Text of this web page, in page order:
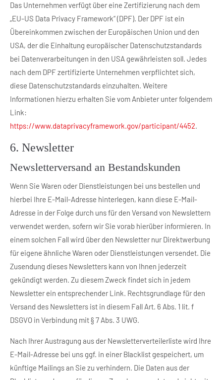
Das Unternehmen verfügt über eine Zertifizierung nach dem
„EU-US Data Privacy Framework“ (DPF). Der DPF ist ein
Übereinkommen zwischen der Europäischen Union und den
USA, der die Einhaltung europäischer Datenschutzstandards
bei Datenverarbeitungen in den USA gewährleisten soll. Jedes
nach dem DPF zertifizierte Unternehmen verpflichtet sich,
diese Datenschutzstandards einzuhalten. Weitere
Informationen hierzu erhalten Sie vom Anbieter unter folgendem
Link:
https://www.dataprivacyframework.gov/participant/4452.
6. Newsletter
Newsletterversand an Bestandskunden
Wenn Sie Waren oder Dienstleistungen bei uns bestellen und
hierbei Ihre E-Mail-Adresse hinterlegen, kann diese E-Mail-
Adresse in der Folge durch uns für den Versand von Newslettern
verwendet werden, sofern wir Sie vorab hierüber informieren. In
einem solchen Fall wird über den Newsletter nur Direktwerbung
für eigene ähnliche Waren oder Dienstleistungen versendet. Die
Zusendung dieses Newsletters kann von Ihnen jederzeit
gekündigt werden. Zu diesem Zweck findet sich in jedem
Newsletter ein entsprechender Link. Rechtsgrundlage für den
Versand des Newsletters ist in diesem Fall Art. 6 Abs. 1 lit. f
DSGVO in Verbindung mit § 7 Abs. 3 UWG.
Nach Ihrer Austragung aus der Newsletterverteilerliste wird Ihre
E-Mail-Adresse bei uns ggf. in einer Blacklist gespeichert, um
künftige Mailings an Sie zu verhindern. Die Daten aus der